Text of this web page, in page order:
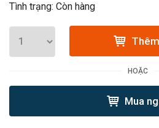
Tình trạng: Còn hàng
HOẶC
Mua